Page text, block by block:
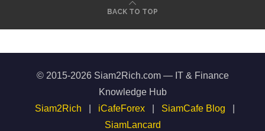
BACK TO TOP
© 2015-2026 Siam2Rich.com — IT & Finance
Knowledge Hub
Siam2Rich
iCafeForex SiamCafe Blog
SiamLancard